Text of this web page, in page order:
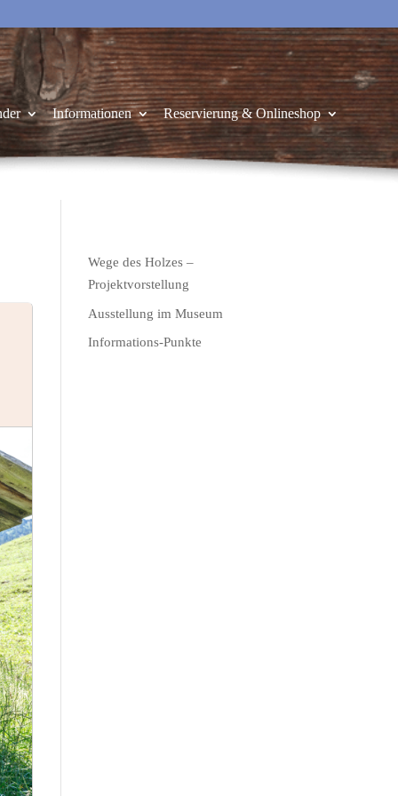
Informationen Reservierung & Onlineshop
Wege des Holzes –
Projektvorstellung
Ausstellung im Museum
Informations-Punkte